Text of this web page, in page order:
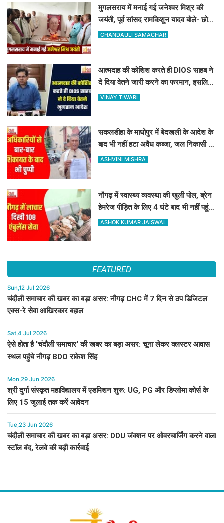
मुगलसराय में मनाई गई जनेश्वर मिश्र की
जयंती, पूर्व सांसद रामकिशुन यादव बोले- छोटे
लोहिया के विचार आज भी प्रासंगिक
CHANDAULI SAMACHAR
आत्मदाह की कोशिश करते ही DIOS साहब ने
दे दिया वेतने जारी करने का फरमान, इसलिए
रोकी थी सैलरी
VINAY TIWARI
सकलडीहा के माधोपुर में बेदखली के आदेश के
बाद भी नहीं हटा अवैध कब्जा, जल निकासी बंद
होने से किसानों में भारी रोष
ASHVINI MISHRA
नौगढ़ में स्वास्थ्य व्यवस्था की खुली पोल, ब्रेन
हेमरेज पीड़ित के लिए 4 घंटे बाद भी नहीं पहुंची
108 एंबुलेंस
ASHOK KUMAR JAISWAL
FEATURED
Sun,12 Jul 2026
चंदौली समाचार की खबर का बड़ा असर: नौगढ़ CHC में 7 दिन से ठप डिजिटल
एक्स-रे सेवा आखिरकार बहाल
Sat,4 Jul 2026
ऐसे होता है 'चंदौली समाचार' की खबर का बड़ा असर: चूना लेकर क्लस्टर आवास
स्थल पहुंचे नौगढ़ BDO राकेश सिंह
Mon,29 Jun 2026
श्री दुर्गा संस्कृत महाविद्यालय में एडमिशन शुरू: UG, PG और डिप्लोमा कोर्स के
लिए 15 जुलाई तक करें आवेदन
Tue,23 Jun 2026
चंदौली समाचार की खबर का बड़ा असर: DDU जंक्शन पर ओवरचार्जिंग करने वाला
स्टॉल बंद, रेलवे की बड़ी कार्रवाई